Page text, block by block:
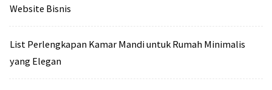
Website Bisnis
List Perlengkapan Kamar Mandi untuk Rumah Minimalis
yang Elegan